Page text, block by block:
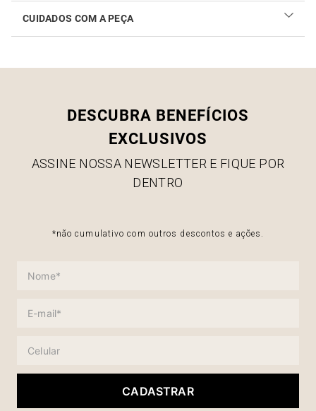
Realizar sua troca ou devolução é fácil. Confira maiores
informações nolink
CUIDADOS COM A PEÇA
DESCUBRA BENEFÍCIOS
EXCLUSIVOS
ASSINE NOSSA NEWSLETTER E FIQUE POR
DENTRO
*não cumulativo com outros descontos e ações.
CADASTRAR